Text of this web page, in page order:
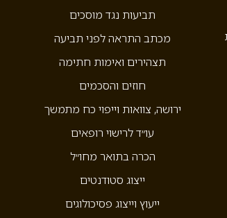
תביעות נגד מוסכים
מכתב התראה לפני תביעה
תצהירים ואימות חתימה
חוזים והסכמים
ירושה, צוואות וייפוי כח מתמשך
עו״ד לרישוי רופאים
הכרה בתואר מחו״ל
ייצוג סטודנטים
ייעוץ וייצוג פסיכולוגים